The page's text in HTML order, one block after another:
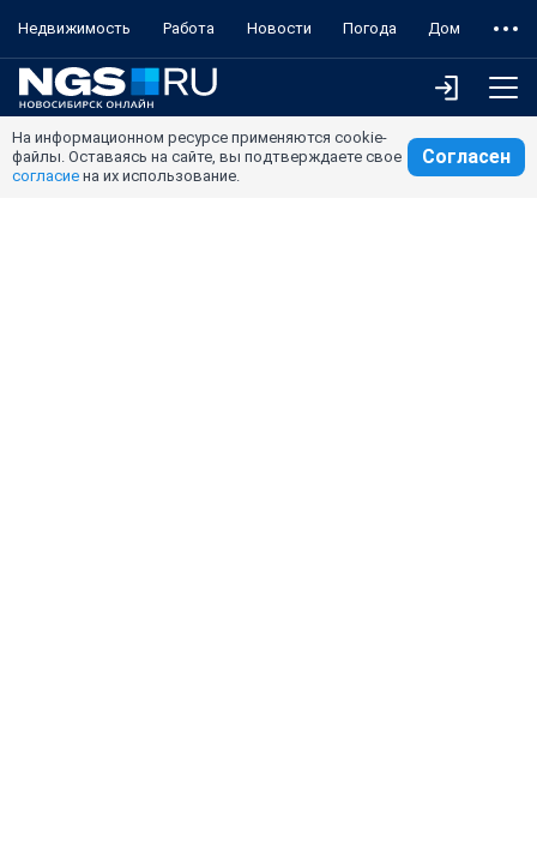
Недвижимость Работа Новости Погода Дом
На информационном ресурсе применяются cookie-
файлы. Оставаясь на сайте, вы подтверждаете свое
согласие на их использование.
Согласен